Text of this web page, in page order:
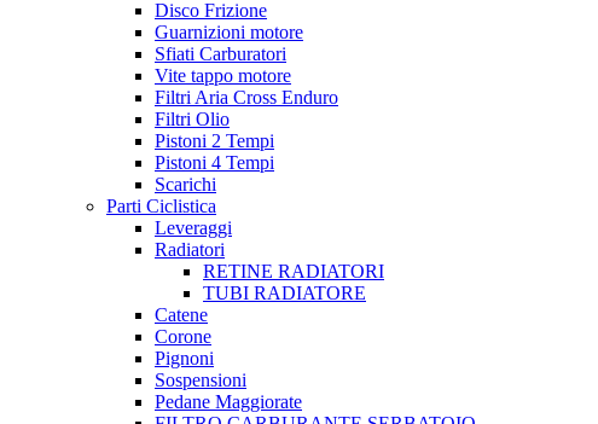
Disco Frizione
Guarnizioni motore
Sfiati Carburatori
Vite tappo motore
Filtri Aria Cross Enduro
Filtri Olio
Pistoni 2 Tempi
Pistoni 4 Tempi
Scarichi
Parti Ciclistica
Leveraggi
Radiatori
RETINE RADIATORI
TUBI RADIATORE
Catene
Corone
Pignoni
Sospensioni
Pedane Maggiorate